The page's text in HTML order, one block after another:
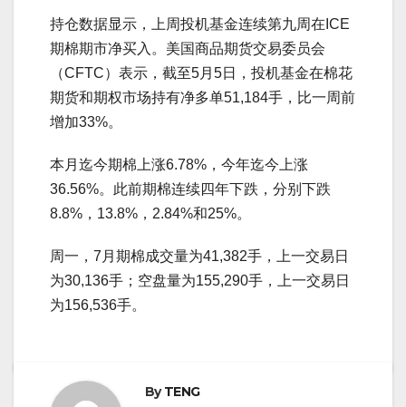
持仓数据显示，上周投机基金连续第九周在ICE
期棉期市净买入。美国商品期货交易委员会
（CFTC）表示，截至5月5日，投机基金在棉花
期货和期权市场持有净多单51,184手，比一周前
增加33%。
本月迄今期棉上涨6.78%，今年迄今上涨
36.56%。此前期棉连续四年下跌，分别下跌
8.8%，13.8%，2.84%和25%。
周一，7月期棉成交量为41,382手，上一交易日
为30,136手；空盘量为155,290手，上一交易日
为156,536手。
ByTENG